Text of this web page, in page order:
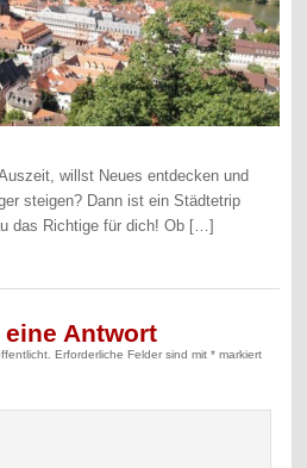
willst Neues entdecken und
steigen? Dann ist ein Städtetrip
das Richtige für dich! Ob […]
Antwort
Erforderliche Felder sind mit* markiert